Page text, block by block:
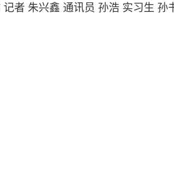
记者 朱兴鑫 通讯员 孙浩 实习生 孙